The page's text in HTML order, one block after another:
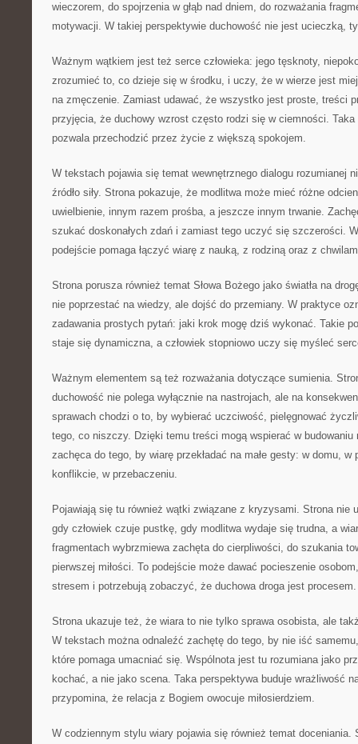
wieczorem, do spojrzenia w głąb nad dniem, do rozważania
motywacji. W takiej perspektywie duchowość nie jest ucieczką,
Ważnym wątkiem jest też serce człowieka: jego tęsknoty,
zrozumieć to, co dzieje się w środku, i uczy, że w wierze jest
na zmęczenie. Zamiast udawać, że wszystko jest proste, treści
przyjęcia, że duchowy wzrost często rodzi się w ciemności.
pozwala przechodzić przez życie z większą spokojem.
W tekstach pojawia się temat wewnętrznego dialogu rozumianej
źródło siły. Strona pokazuje, że modlitwa może mieć różne
uwielbienie, innym razem prośba, a jeszcze innym trwanie.
szukać doskonałych zdań i zamiast tego uczyć się szczerości.
podejście pomaga łączyć wiarę z nauką, z rodziną oraz z
Strona porusza również temat Słowa Bożego jako światła na
nie poprzestać na wiedzy, ale dojść do przemiany. W praktyce
zadawania prostych pytań: jaki krok mogę dziś wykonać. Takie
staje się dynamiczna, a człowiek stopniowo uczy się myśleć
Ważnym elementem są też rozważania dotyczące sumienia.
duchowość nie polega wyłącznie na nastrojach, ale na
sprawach chodzi o to, by wybierać uczciwość, pielęgnować
tego, co niszczy. Dzięki temu treści mogą wspierać w budowaniu
zachęca do tego, by wiarę przekładać na małe gesty: w domu, w
konflikcie, w przebaczeniu.
Pojawiają się tu również wątki związane z kryzysami. Strona nie
gdy człowiek czuje pustkę, gdy modlitwa wydaje się trudna, a
fragmentach wybrzmiewa zachęta do cierpliwości, do szukania
pierwszej miłości. To podejście może dawać pocieszenie
stresem i potrzebują zobaczyć, że duchowa droga jest procesem.
Strona ukazuje też, że wiara to nie tylko sprawa osobista, ale
W tekstach można odnaleźć zachętę do tego, by nie iść
które pomaga umacniać się. Wspólnota jest tu rozumiana jako
kochać, a nie jako scena. Taka perspektywa buduje wrażliwość
przypomina, że relacja z Bogiem owocuje miłosierdziem.
W codziennym stylu wiary pojawia się również temat doceniania.